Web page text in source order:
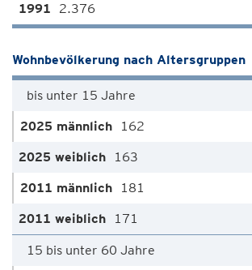
2.376
Wohnbevölkerung nach Altersgruppen
bis unter 15 Jahre
162
163
181
171
15 bis unter 60 Jahre